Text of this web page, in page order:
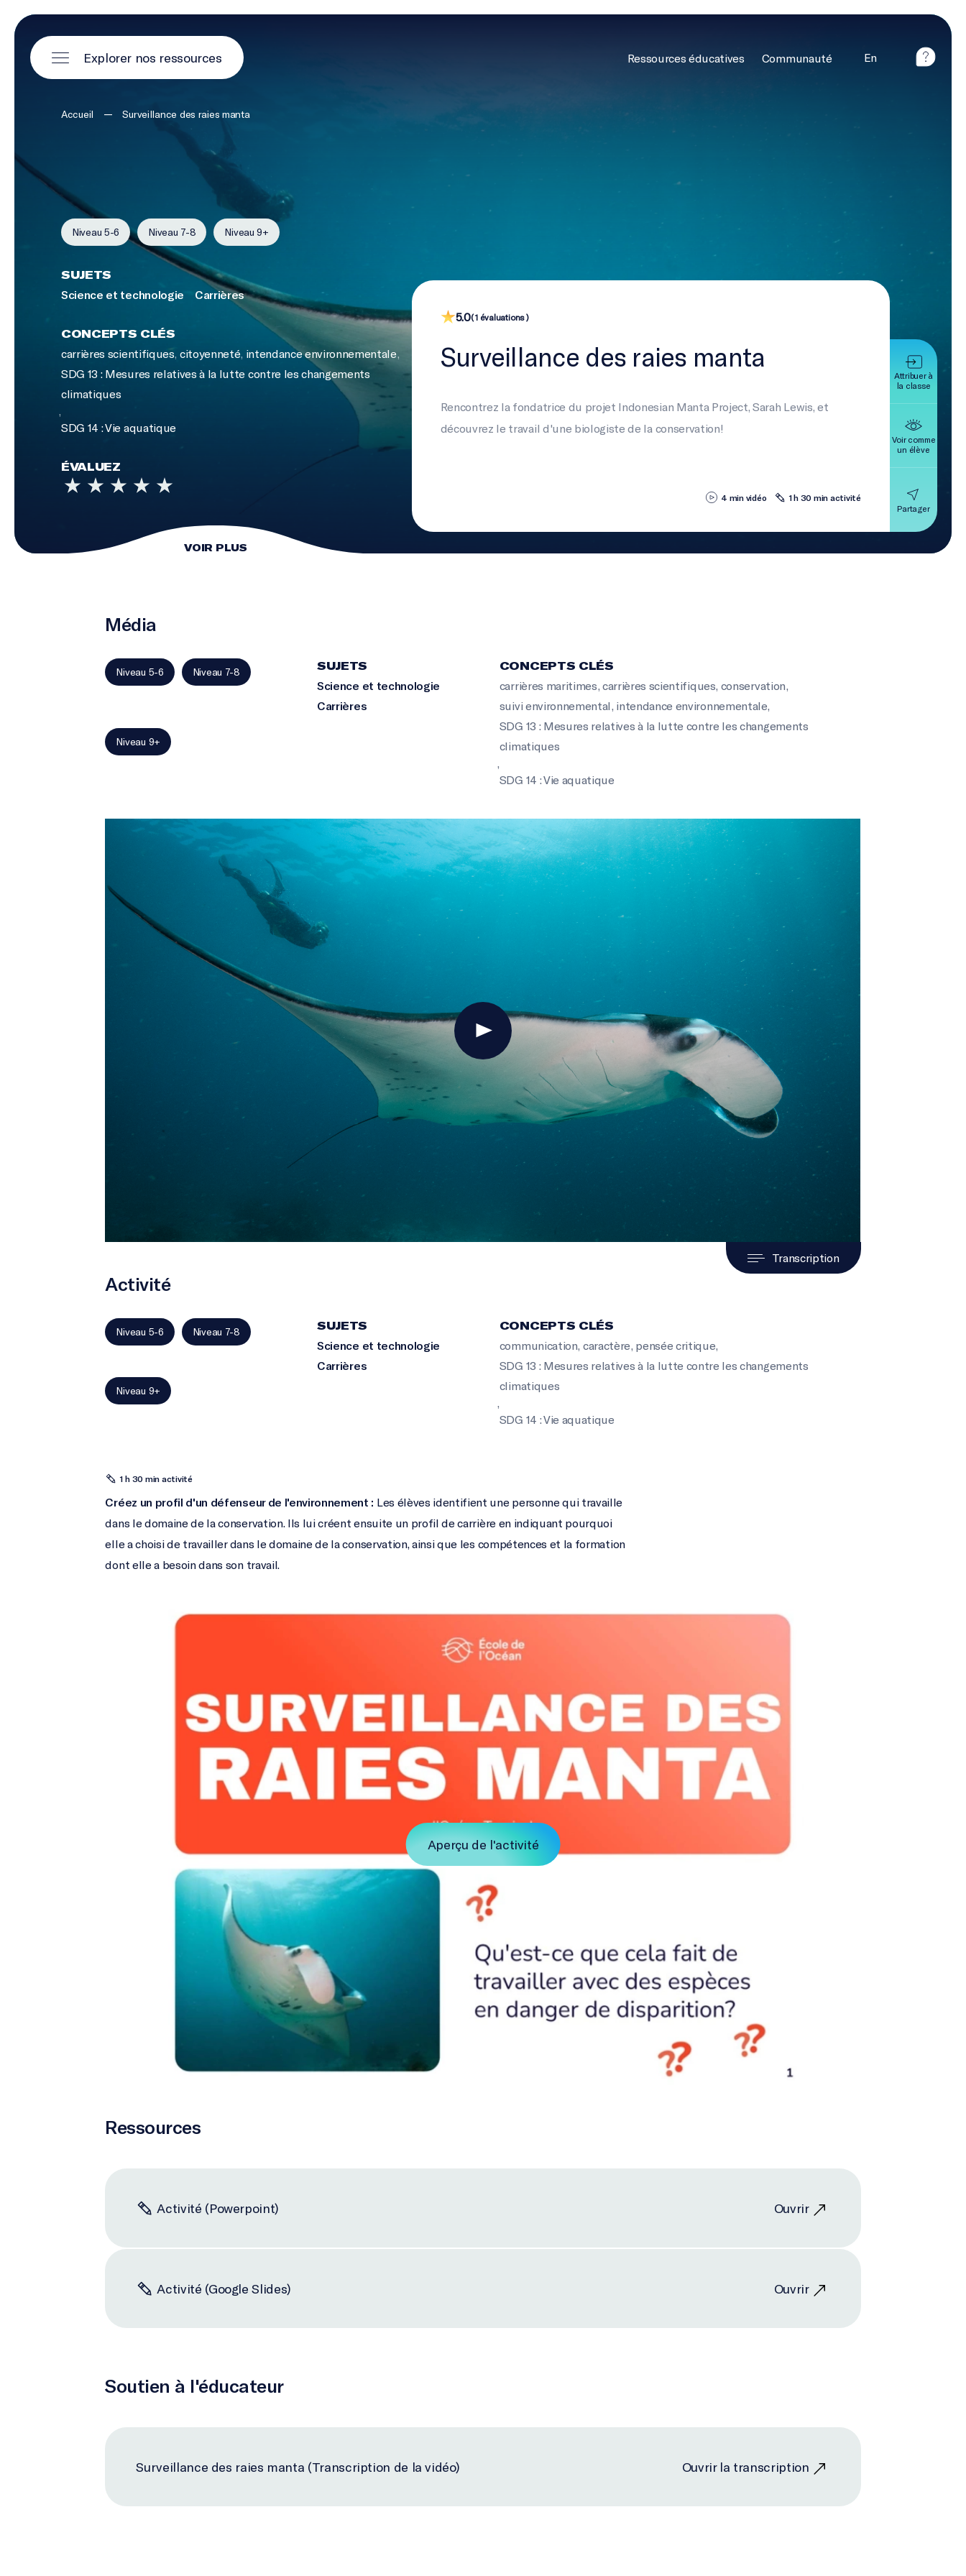
Explorer nos ressources Ressources éducatives Communauté En
Attribuer à
la classe
Voir comme
un élève
Partager
Accueil — Surveillance des raies manta
5.0( 1 évaluations )
Surveillance des raies manta
Rencontrez la fondatrice du projet Indonesian Manta Project, Sarah Lewis, et
découvrez le travail d'une biologiste de la conservation!
4 min vidéo 1 h 30 min activité
Niveau 5-6 Niveau 7-8 Niveau 9+
SUJETS
Science et technologie
Carrières
CONCEPTS CLÉS
carrières scientifiques, citoyenneté, intendance environnementale,
SDG 13 : Mesures relatives à la lutte contre les changements
climatiques
,
SDG 14 : Vie aquatique
ÉVALUEZ
VOIR PLUS
Média
Niveau 5-6 Niveau 7-8
Niveau 9+
SUJETS
Science et technologie
Carrières
CONCEPTS CLÉS
carrières maritimes, carrières scientifiques, conservation,
suivi environnemental, intendance environnementale,
SDG 13 : Mesures relatives à la lutte contre les changements
climatiques
,
SDG 14 : Vie aquatique
Transcription
Activité
Niveau 5-6 Niveau 7-8
Niveau 9+
SUJETS
Science et technologie
Carrières
CONCEPTS CLÉS
communication caractère pensée critique
SDG 13 : Mesures relatives à la lutte contre les changements
climatiques
SDG 14 : Vie aquatique
1 h 30 min activité
Créez un profil d'un défenseur de l'environnement : Les élèves identifient une personne qui travaille
dans le domaine de la conservation. Ils lui créent ensuite un profil de carrière en indiquant pourquoi
elle a choisi de travailler dans le domaine de la conservation, ainsi que les compétences et la formation
dont elle a besoin dans son travail.
Aperçu de l'activité
Ressources
Activité (Powerpoint) Ouvrir
Activité (Google Slides) Ouvrir
Soutien à l'éducateur
Surveillance des raies manta (Transcription de la vidéo) Ouvrir la transcription